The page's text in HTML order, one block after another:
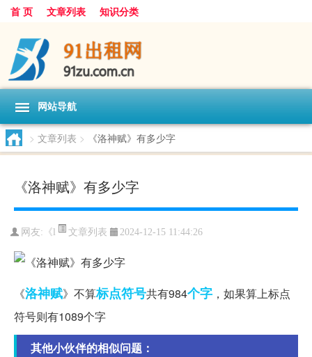
首 页 文章列表 知识分类
网站导航
> 文章列表 > 《洛神赋》有多少字
《洛神赋》有多少字
网友: 《l 文章列表 2024-12-15 11:44:26
《洛神赋》不算标点符号共有984个字 ，如果算上标点
符号则有1089个字
其他小伙伴的相似问题：